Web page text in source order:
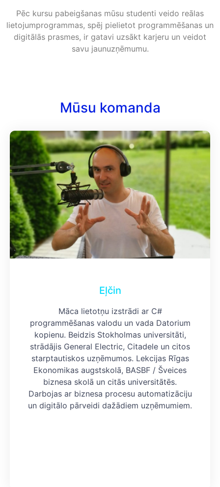
Pēc kursu pabeigšanas mūsu studenti veido reālas
lietojumprogrammas, spēj pielietot programmēšanas un
digitālās prasmes, ir gatavi uzsākt karjeru un veidot
savu jaunuzņēmumu.
Mūsu komanda
Eļčin
Māca lietotņu izstrādi ar C#
programmēšanas valodu un vada Datorium
kopienu. Beidzis Stokholmas universitāti,
strādājis General Electric, Citadele un citos
starptautiskos uzņēmumos. Lekcijas Rīgas
Ekonomikas augstskolā, BASBF / Šveices
biznesa skolā un citās universitātēs.
Darbojas ar biznesa procesu automatizāciju
un digitālo pārveidi dažādiem uzņēmumiem.